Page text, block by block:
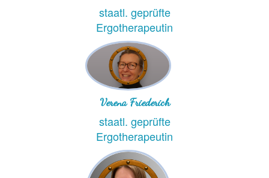
staatl. geprüfte
Ergotherapeutin
Verena Friederich
staatl. geprüfte
Ergotherapeutin